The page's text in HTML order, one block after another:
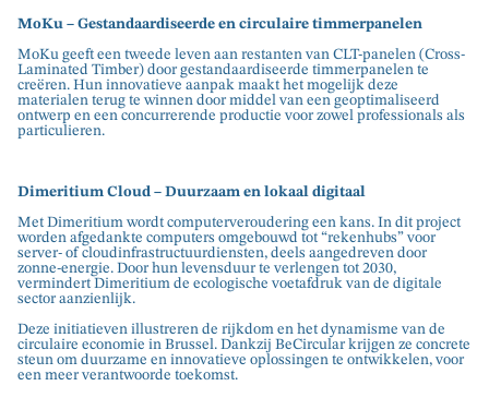
MoKu – Gestandaardiseerde en circulaire timmerpanelen
MoKu geeft een tweede leven aan restanten van CLT-panelen (Cross-
Laminated Timber) door gestandaardiseerde timmerpanelen te
creëren. Hun innovatieve aanpak maakt het mogelijk deze
materialen terug te winnen door middel van een geoptimaliseerd
ontwerp en een concurrerende productie voor zowel professionals als
particulieren.
Dimeritium Cloud – Duurzaam en lokaal digitaal
Met Dimeritium wordt computerveroudering een kans. In dit project
worden afgedankte computers omgebouwd tot “rekenhubs” voor
server- of cloudinfrastructuurdiensten, deels aangedreven door
zonne-energie. Door hun levensduur te verlengen tot 2030,
vermindert Dimeritium de ecologische voetafdruk van de digitale
sector aanzienlijk.
Deze initiatieven illustreren de rijkdom en het dynamisme van de
circulaire economie in Brussel. Dankzij BeCircular krijgen ze concrete
steun om duurzame en innovatieve oplossingen te ontwikkelen, voor
een meer verantwoorde toekomst.